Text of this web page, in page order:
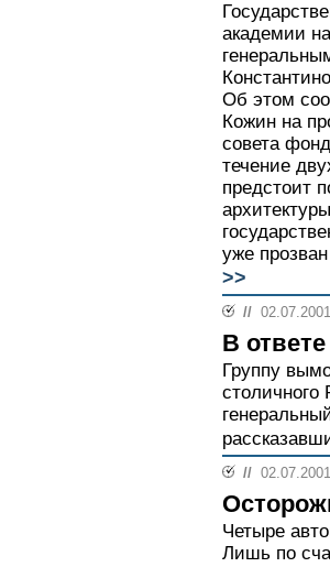
академии
Об этом
Кожин на
совета
течение
предстоит
уже
>>
// 02.07.2001
В
Группу
// 02.07.2001
Четыре
Лишь по